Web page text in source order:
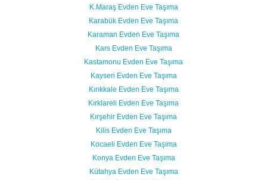
K.Maraş Evden Eve Taşıma
Karabük Evden Eve Taşıma
Karaman Evden Eve Taşıma
Kars Evden Eve Taşıma
Kastamonu Evden Eve Taşıma
Kayseri Evden Eve Taşıma
Kırıkkale Evden Eve Taşıma
Kırklareli Evden Eve Taşıma
Kırşehir Evden Eve Taşıma
Kilis Evden Eve Taşıma
Kocaeli Evden Eve Taşıma
Konya Evden Eve Taşıma
Kütahya Evden Eve Taşıma